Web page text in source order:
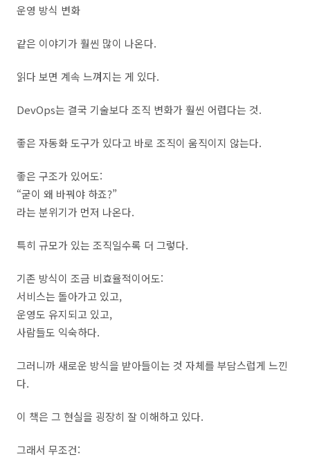
운영 방식 변화
같은 이야기가 훨씬 많이 나온다.
읽다 보면 계속 느껴지는 게 있다.
DevOps는 결국 기술보다 조직 변화가 훨씬 어렵다는 것.
좋은 자동화 도구가 있다고 바로 조직이 움직이지 않는다.
좋은 구조가 있어도:
“굳이 왜 바꿔야 하죠?”
라는 분위기가 먼저 나온다.
특히 규모가 있는 조직일수록 더 그렇다.
기존 방식이 조금 비효율적이어도:
서비스는 돌아가고 있고,
운영도 유지되고 있고,
사람들도 익숙하다.
그러니까 새로운 방식을 받아들이는 것 자체를 부담스럽게 느낀
다.
이 책은 그 현실을 굉장히 잘 이해하고 있다.
그래서 무조건: